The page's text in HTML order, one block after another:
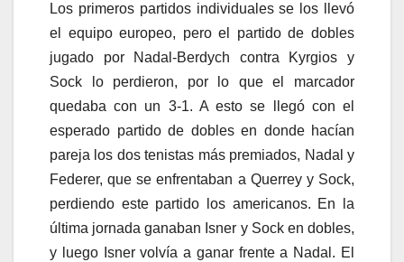
Los primeros partidos individuales se los llevó
el equipo europeo, pero el partido de dobles
jugado por Nadal-Berdych contra Kyrgios y
Sock lo perdieron, por lo que el marcador
quedaba con un 3-1. A esto se llegó con el
esperado partido de dobles en donde hacían
pareja los dos tenistas más premiados, Nadal y
Federer, que se enfrentaban a Querrey y Sock,
perdiendo este partido los americanos. En la
última jornada ganaban Isner y Sock en dobles,
y luego Isner volvía a ganar frente a Nadal. El